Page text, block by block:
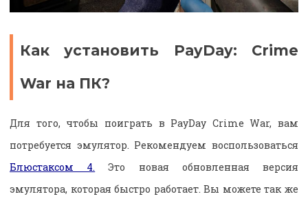
Как установить PayDay: Crime
War на ПК?
Для того, чтобы поиграть в PayDay Crime War, вам
потребуется эмулятор. Рекомендуем воспользоваться
Блюстаксом 4. Это новая обновленная версия
эмулятора, которая быстро работает. Вы можете так же